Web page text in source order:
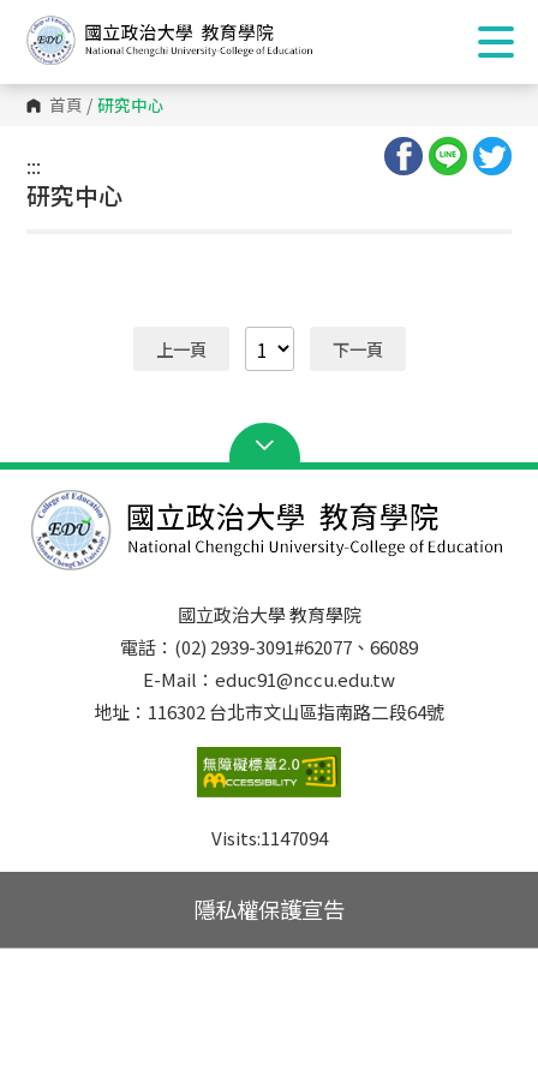
首頁 / 研究中心
:::
:::
研究中心
上一頁 下一頁
國立政治大學 教育學院
電話：(02) 2939-3091#62077、66089
E-Mail：educ91@nccu.edu.tw
地址：116302 台北市文山區指南路二段64號
Visits:1147094
隱私權保護宣告